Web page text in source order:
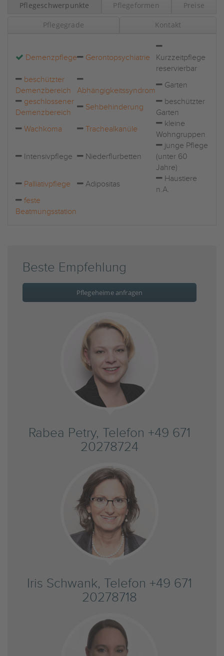
Pflegeschwerpunkte Pflegeformen Preise
Pflegegrade Kontakt
Demenzpflege Gerontopsychiatrie
Kurzzeitpflege
reservierbar
beschützter
Demenzbereich
Abhängigkeitssyndrom
Garten
geschlossener
Demenzbereich
Sehbehinderung
beschützter
Garten
Wachkoma
Trachealkanüle
kleine
Wohngruppen
Intensivpflege Niederflurbetten
junge Pflege
(unter 60
Jahre)
Palliativpflege
Adipositas
Haustiere
n.A.
feste
Beatmungsstation
Beste Empfehlung
Pflegeheime anfragen
Rabea Petry, Telefon +49 671
20278724
Iris Schwank, Telefon +49 671
20278718